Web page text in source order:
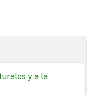
y a la